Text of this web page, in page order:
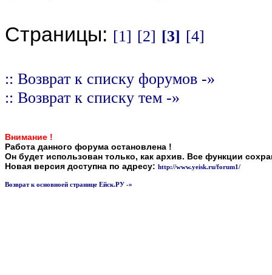
Страницы: [1] [2] [3] [4]
:: Возврат к списку форумов -»
:: Возврат к списку тем -»
Внимание !
Работа данного форума остановлена !
Он будет использован только, как архив. Все функции
Новая версия доступна по адресу: http://www.yeisk.ru/forum1/
Возврат к основноей странице Ейск.РУ -»